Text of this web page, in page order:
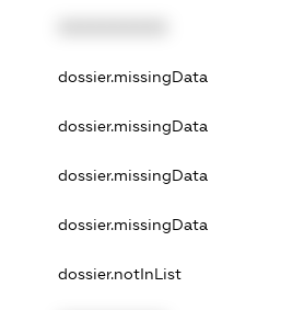
dossier.missingData
dossier.missingData
dossier.missingData
dossier.missingData
dossier.notInList